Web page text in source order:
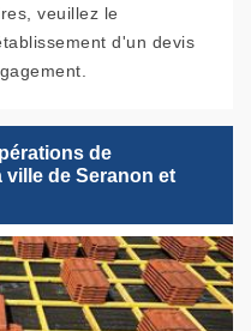
veuillez le
d'un devis
de
de Seranon et